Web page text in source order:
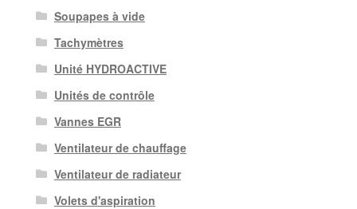
Soupapes à vide
Tachymètres
Unité HYDROACTIVE
Unités de contrôle
Vannes EGR
Ventilateur de chauffage
Ventilateur de radiateur
Volets d'aspiration